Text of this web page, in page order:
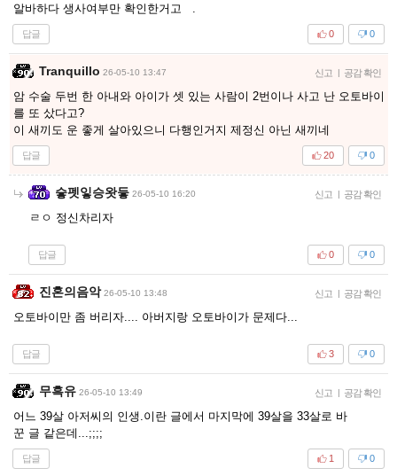
알바하다 생사여부만 확인한거고 .
답글 0
0
Tranquillo 26-05-10 13:47 신고 | 공감 확인
암 수술 두번 한 아내와 아이가 셋 있는 사람이 2번이나 사고 난 오토바이
를 또 샀다고?
이 새끼도 운 좋게 살아있으니 다행인거지 제정신 아닌 새끼네
답글 0
20
슿펫잏승왓듷 26-05-10 16:20 신고 | 공감 확인
ㄹㅇ 정신차리자
답글 0
0
진혼의음악 26-05-10 13:48 신고 | 공감 확인
오토바이만 좀 버리자.... 아버지랑 오토바이가 문제다...
답글 0
3
무흑유 26-05-10 13:49 신고 | 공감 확인
어느 39살 아저씨의 인생.이란 글에서 마지막에 39살을 33살로 바
꾼 글 같은데...;;;;
답글 0
1